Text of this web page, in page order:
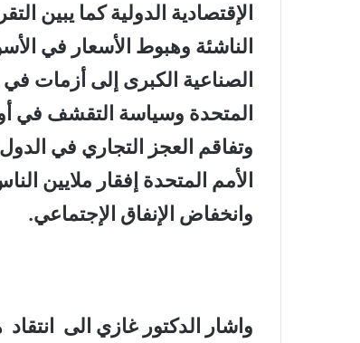
الإقتصادية الدولية كما يبين
الناشئة وهبوط الأسعار في
الصناعية الكبرى إلى أزمات
المتحدة وسياسة التقشف في
وتفاقم العجز التجاري في
الأمم المتحدة إفقار ملايين
وانخفاض الإنفاق الإجتماعي.
واشار الدكتور غازي الى